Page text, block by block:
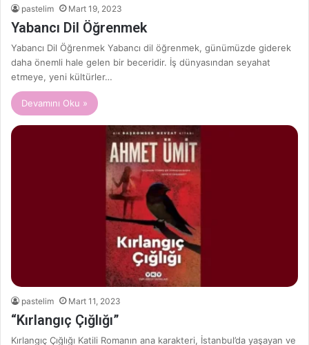
pastelim Mart 19, 2023
Yabancı Dil Öğrenmek
Yabancı Dil Öğrenmek Yabancı dil öğrenmek, günümüzde giderek
daha önemli hale gelen bir beceridir. İş dünyasından seyahat
etmeye, yeni kültürler…
Devamını Oku »
pastelim Mart 11, 2023
“Kırlangıç Çığlığı”
Kırlangıç Çığlığı Katili Romanın ana karakteri, İstanbul’da yaşayan ve